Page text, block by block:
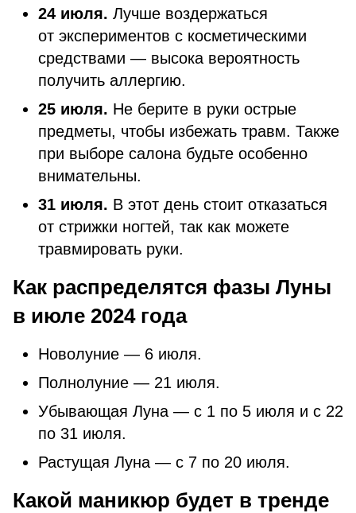
24 июля. Лучше воздержаться
от экспериментов с косметическими
средствами — высока вероятность
получить аллергию.
25 июля. Не берите в руки острые
предметы, чтобы избежать травм. Также
при выборе салона будьте особенно
внимательны.
31 июля. В этот день стоит отказаться
от стрижки ногтей, так как можете
травмировать руки.
Как распределятся фазы Луны
в июле 2024 года
Новолуние — 6 июля.
Полнолуние — 21 июля.
Убывающая Луна — с 1 по 5 июля и с 22
по 31 июля.
Растущая Луна — с 7 по 20 июля.
Какой маникюр будет в тренде